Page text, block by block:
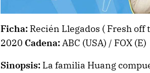
Ficha:Recién Llegados ( Fresh off
2020 Cadena:ABC (USA) / FOX (E)
Sinopsis:La familia Huang